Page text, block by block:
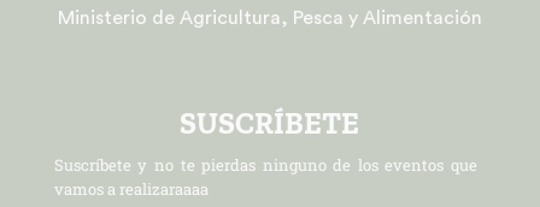
Ministerio de Agricultura, Pesca y Alimentación
SUSCRÍBETE
Suscríbete y no te pierdas ninguno de los eventos que
vamos a realizaraaaa